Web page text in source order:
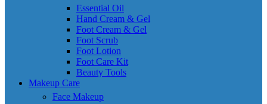
Essential Oil
Hand Cream & Gel
Foot Cream & Gel
Foot Scrub
Foot Lotion
Foot Care Kit
Beauty Tools
Makeup Care
Face Makeup